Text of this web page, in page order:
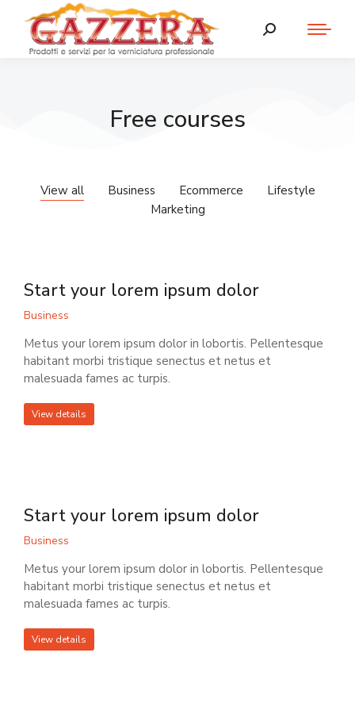
Free courses
View all Business Ecommerce
Lifestyle
Marketing
Start your lorem ipsum dolor
Business
Metus your lorem ipsum dolor in lobortis. Pellentesque
habitant morbi tristique senectus et netus et
malesuada fames ac turpis.
View details
Start your lorem ipsum dolor
Business
Metus your lorem ipsum dolor in lobortis. Pellentesque
habitant morbi tristique senectus et netus et
malesuada fames ac turpis.
View details